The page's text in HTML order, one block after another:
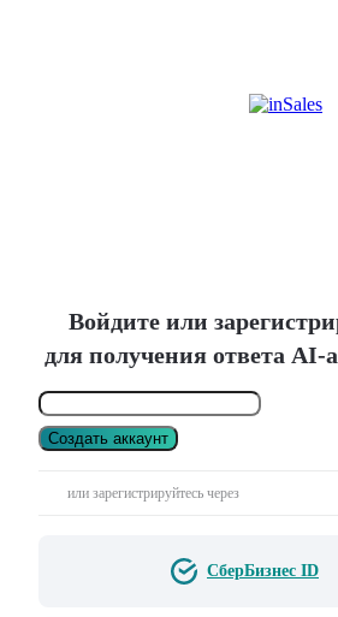
Войдите или
для получения ответа AI-
Создать аккаунт
или зарегистрируйтесь через
СберБизнес ID